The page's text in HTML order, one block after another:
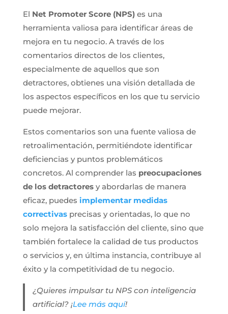
El Net Promoter Score (NPS)es una
herramienta valiosa para identificar áreas de
mejora en tu negocio. A través de los
comentarios directos de los clientes,
especialmente de aquellos que son
detractores, obtienes una visión detallada de
los aspectos específicos en los que tu servicio
puede mejorar.
Estos comentarios son una fuente valiosa de
retroalimentación, permitiéndote identificar
deficiencias y puntos problemáticos
concretos. Al comprender las preocupaciones
de los detractoresy abordarlas de manera
eficaz, puedes implementar medidas
correctivasprecisas y orientadas, lo que no
solo mejora la satisfacción del cliente, sino que
también fortalece la calidad de tus productos
o servicios y, en última instancia, contribuye al
éxito y la competitividad de tu negocio.
¿Quieres impulsar tu NPS con inteligencia
artificial? ¡Lee más aquí!